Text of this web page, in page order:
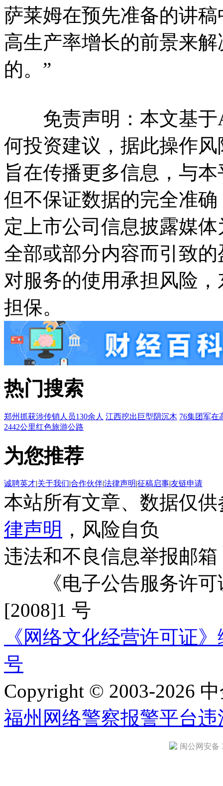
萨莱姆在预先准备的讲
高生产率增长的前景来
的。”
免责声明：本文基于
何投资建议，据此操作
旨在传播更多信息，与
但不保证数据的完全准
定上市公司信息披露媒
全部或部分内容而引致
对服务的使用承担风险
担保。
热门搜索
郑州抓获涉传销人员130余人 江西挖出巨型阴沉木 76集团军在
2442公里红色旅游公路
为您推荐
诚聘英才|关于我们|合作伙伴|法律声明|征稿启事|友链申请
本站所有文章、数据仅
律声明 ，风险自负
违法和不良信息举报邮箱
《电子公告服务许可
[2008]1 号
《网络文化经营许可证
号
Copyright © 2003-2026
福州网络警察报警平台违
闽公网安备